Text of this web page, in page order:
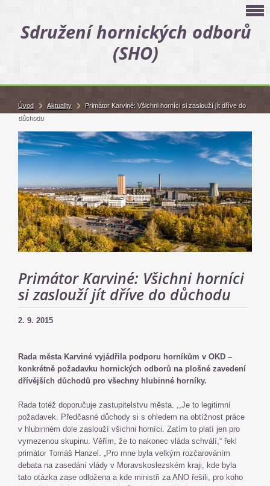
Sdružení hornických odborů
(SHO)
Primátor Karviné: Všichni horníci
si zaslouží jít dříve do důchodu
2. 9. 2015
Rada města Karviné vyjádřila podporu horníkům v OKD –
konkrétně požadavku hornických odborů na plošné zavedení
dřívějších důchodů pro všechny hlubinné horníky.
Rada totéž doporučuje zastupitelstvu města. ,,Je to legitimní
požadavek. Předčasné důchody si s ohledem na obtížnost práce
v hlubinném dole zaslouží všichni horníci. Zatím to platí jen pro
vymezenou skupinu. Věřím, že to nakonec vláda schválí,“ řekl
primátor Tomáš Hanzel. „Pro mne byla velkým rozčarováním
debata na zasedání vlády v Moravskoslezském kraji, kde byla
tato otázka zase odložena a kde ministři za ANO řešili, pro koho
Úvod Aktuality
Primátor Karviné: Všichni horníci si zaslouží jít dříve do
důchodu